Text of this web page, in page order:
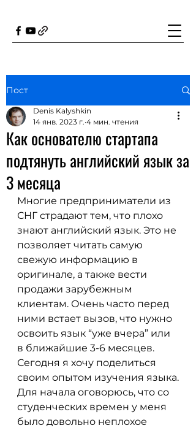
Пост
Как основателю стартапа
подтянуть английский язык за
3 месяца
Denis Kalyshkin
14 янв. 2023 г. 4 мин. чтения
Многие предприниматели из
СНГ страдают тем, что плохо
знают английский язык. Это не
позволяет читать самую
свежую информацию в
оригинале, а также вести
продажи зарубежным
клиентам. Очень часто перед
ними встает вызов, что нужно
освоить язык “уже вчера” или
в ближайшие 3-6 месяцев.
Сегодня я хочу поделиться
своим опытом изучения языка.
Для начала оговорюсь, что со
студенческих времен у меня
было довольно неплохое